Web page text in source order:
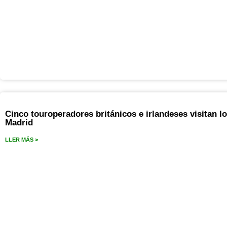
Cinco touroperadores británicos e irlandeses visitan
Madrid
LLER MÁS >